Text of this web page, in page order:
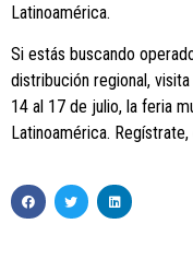
Latinoamérica.
Si estás buscando
distribución regional,
14 al 17 de julio, la feria
Latinoamérica.